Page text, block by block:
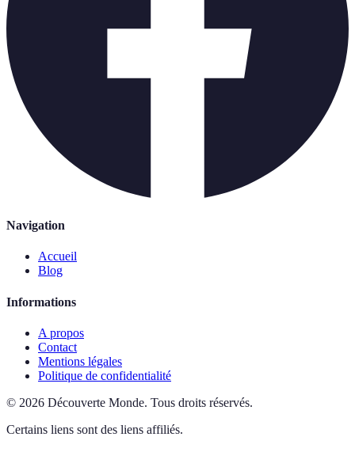
Navigation
Accueil
Blog
Informations
A propos
Contact
Mentions légales
Politique de confidentialité
© 2026 Découverte Monde. Tous droits réservés.
Certains liens sont des liens affiliés.